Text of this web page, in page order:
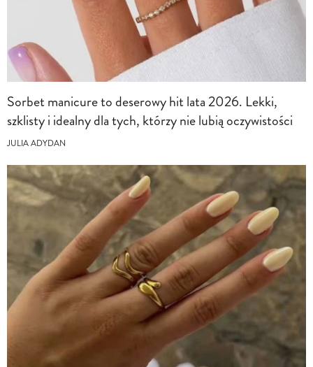
Sorbet manicure to deserowy hit lata 2026. Lekki,
szklisty i idealny dla tych, którzy nie lubią oczywistości
JULIA ADYDAN